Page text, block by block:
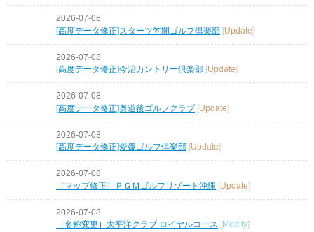
2026-07-08
[高度データ修正]スターツ笠間ゴルフ倶楽部 [Update]
2026-07-08
[高度データ修正]今治カントリー倶楽部 Update
2026-07-08
[高度データ修正]奥道後ゴルフクラブ [Update]
2026-07-08
[高度データ修正]愛媛ゴルフ倶楽部 Update
2026-07-08
［マップ修正］ＰＧＭゴルフリゾート沖縄 [Update]
2026-07-08
［名称変更］太平洋クラブ ロイヤルコース [Modify]